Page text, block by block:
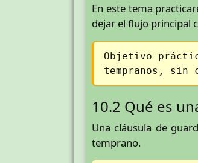
En este tema
dejar el flujo principal
Objetivo
tempranos, sin
10.2 Qué es
Una cláusula de
temprano.